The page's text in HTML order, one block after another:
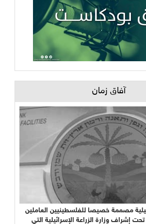
آفاق زمان
الأجنبي وهم أم حقيقة؟